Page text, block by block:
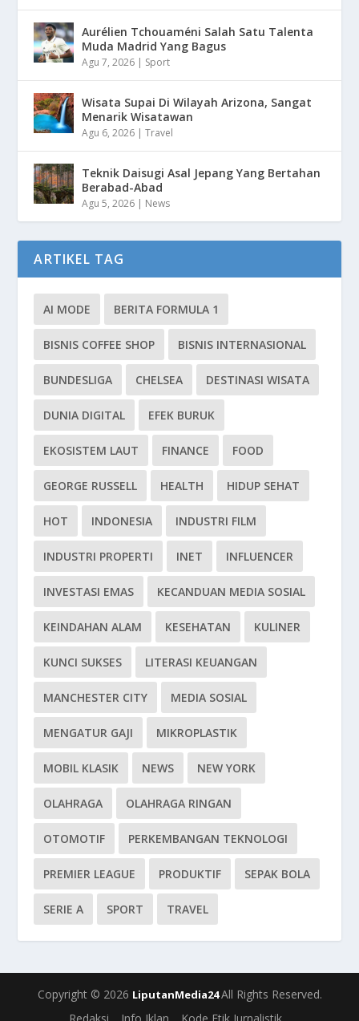
Aurélien Tchouaméni Salah Satu Talenta
Muda Madrid Yang Bagus
Agu 7, 2026 | Sport
Wisata Supai Di Wilayah Arizona, Sangat
Menarik Wisatawan
Agu 6, 2026 |Travel
Teknik Daisugi Asal Jepang Yang Bertahan
Berabad-Abad
Agu 5, 2026 | News
ARTIKEL TAG
AI MODE BERITA FORMULA 1
BISNIS COFFEE SHOP BISNIS INTERNASIONAL
BUNDESLIGA CHELSEA DESTINASI WISATA
DUNIA DIGITAL EFEK BURUK
EKOSISTEM LAUT FINANCE FOOD
GEORGE RUSSELL HEALTH HIDUP SEHAT
HOT INDONESIA INDUSTRI FILM
INDUSTRI PROPERTI INET INFLUENCER
INVESTASI EMAS KECANDUAN MEDIA SOSIAL
KEINDAHAN ALAM KESEHATAN KULINER
KUNCI SUKSES LITERASI KEUANGAN
MANCHESTER CITY MEDIA SOSIAL
MENGATUR GAJI MIKROPLASTIK
MOBIL KLASIK NEWS NEW YORK
OLAHRAGA OLAHRAGA RINGAN
OTOMOTIF PERKEMBANGAN TEKNOLOGI
PREMIER LEAGUE PRODUKTIF SEPAK BOLA
SERIE A SPORT TRAVEL
Copyright © 2026 LiputanMedia24All Rights Reserved.